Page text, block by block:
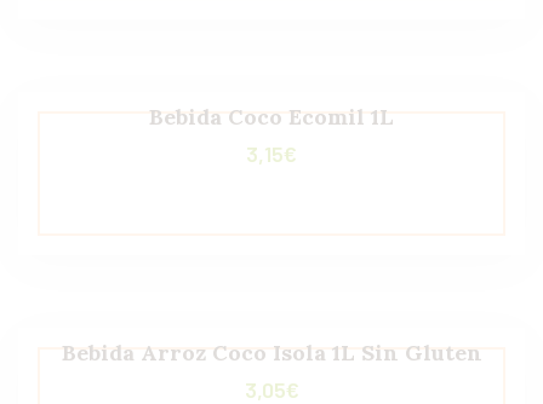
Bebida Coco Ecomil 1L
3,15€
Bebida Arroz Coco Isola 1L Sin Gluten
3,05€